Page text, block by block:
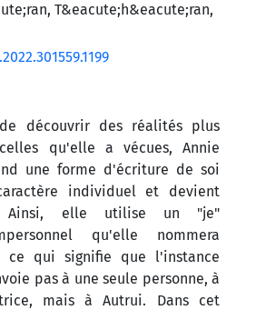
T&eacute;h&eacute;ran,
découvrir des réalités plus
qu'elle a vécues, Annie
une forme d'écriture de soi
individuel et devient
Ainsi, elle utilise un "je"
qu'elle nommera
ce qui signifie que l'instance
pas à une seule personne, à
mais à Autrui. Dans cet